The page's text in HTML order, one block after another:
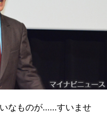
なものが……すいませ